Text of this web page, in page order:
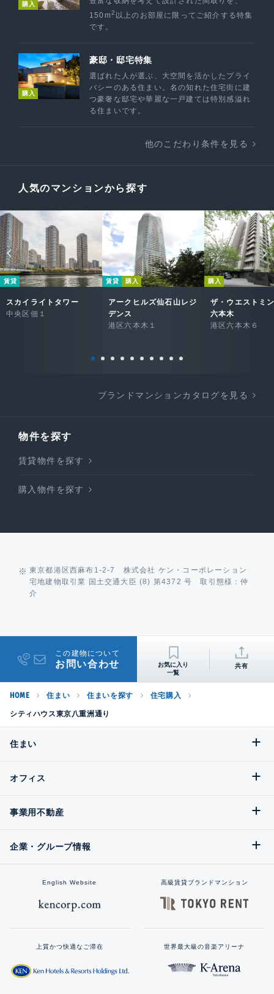
購入
150m2 以上のお部屋に限ってご紹介する特集
です。
購入
豪邸・邸宅特集
選ばれた人が選ぶ、大空間を活かしたプライ
バシーのある住まい。名の知れた住宅街に建
つ豪奢な邸宅や華麗な一戸建ては特別感溢れ
る住まいです。
他のこだわり条件を見る
人気のマンションから探す
賃貸
スカイライトタワー
中央区佃１
賃貸 購入
アークヒルズ仙石山レジ
デンス
港区六本木１
購入
ザ・ウエストミ
六本木
港区六本木６
ブランドマンションカタログを見る
物件を探す
賃貸物件を探す
購入物件を探す
東京都港区西麻布1-2-7 株式会社 ケン・コーポレーション
宅地建物取引業 国土交通大臣 (8) 第4372 号 取引態様：仲
介
この建物について
お問い合わせ 共有
HOME 住まい 住まいを探す 住宅購入
シティハウス東京八重洲通り
住まい
オフィス
事業用不動産
企業・グループ情報
English Website 高級賃貸ブランドマンション
上質かつ快適なご滞在 世界最大級の音楽アリーナ